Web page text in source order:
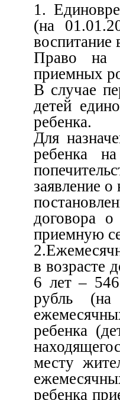
1.
(на
Право на
приемных
В случае
детей
ребенка.
Для
ребенка
заявление
договора
приемную
в возрасте
6 лет –
рубль (на
ребенка
месту
ребенка